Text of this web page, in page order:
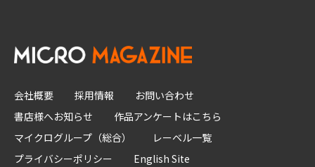
会社概要 採用情報
お問い合わせ
書店様へお知らせ
作品アンケートはこちら
マイクログループ（総合）
レーベル一覧
プライバシーポリシー
English Site